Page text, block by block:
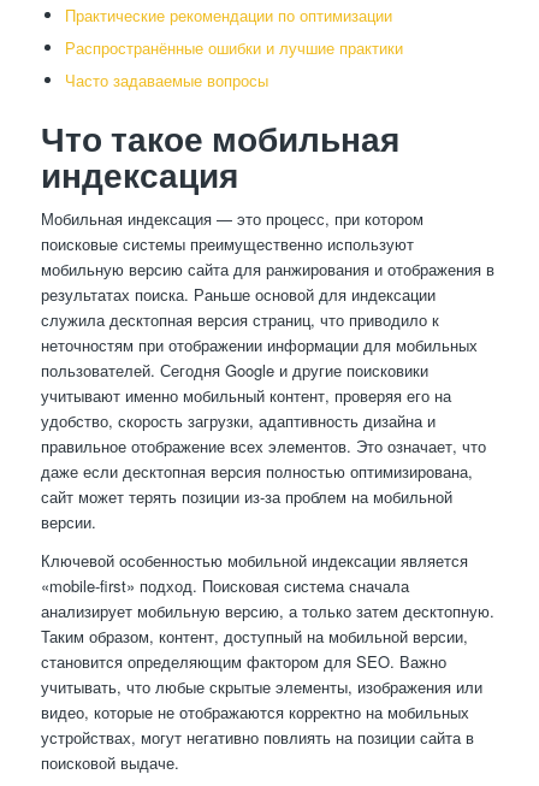
Практические рекомендации по оптимизации
Распространённые ошибки и лучшие практики
Часто задаваемые вопросы
Что такое мобильная
индексация
Мобильная индексация — это процесс, при котором
поисковые системы преимущественно используют
мобильную версию сайта для ранжирования и отображения в
результатах поиска. Раньше основой для индексации
служила десктопная версия страниц, что приводило к
неточностям при отображении информации для мобильных
пользователей. Сегодня Google и другие поисковики
учитывают именно мобильный контент, проверяя его на
удобство, скорость загрузки, адаптивность дизайна и
правильное отображение всех элементов. Это означает, что
даже если десктопная версия полностью оптимизирована,
сайт может терять позиции из-за проблем на мобильной
версии.
Ключевой особенностью мобильной индексации является
«mobile-first» подход. Поисковая система сначала
анализирует мобильную версию, а только затем десктопную.
Таким образом, контент, доступный на мобильной версии,
становится определяющим фактором для SEO. Важно
учитывать, что любые скрытые элементы, изображения или
видео, которые не отображаются корректно на мобильных
устройствах, могут негативно повлиять на позиции сайта в
поисковой выдаче.